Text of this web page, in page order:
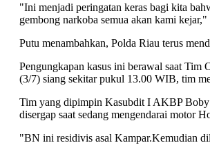
"Ini menjadi peringatan keras bagi kita
gembong narkoba semua akan kami
Putu menambahkan, Polda Riau terus
Pengungkapan kasus ini berawal saat
(3/7) siang sekitar pukul 13.00 WIB, tim
Tim yang dipimpin Kasubdit I AKBP Boby
disergap saat sedang mengendarai motor
"BN ini residivis asal Kampar.Kemudian